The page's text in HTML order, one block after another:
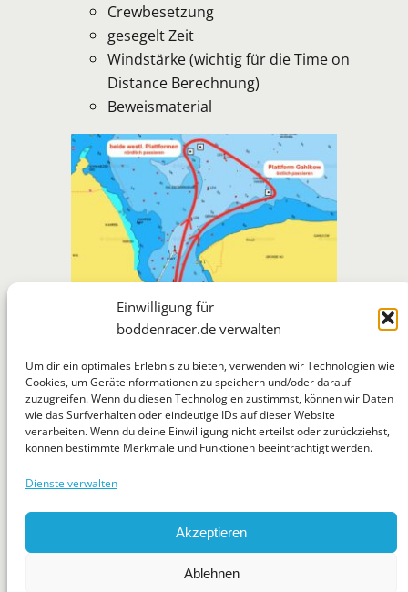
Einwilligung für
boddenracer.de verwalten
Um dir ein optimales Erlebnis zu bieten, verwenden wir Technologien wie
Cookies, um Geräteinformationen zu speichern und/oder darauf
zuzugreifen. Wenn du diesen Technologien zustimmst, können wir Daten
wie das Surfverhalten oder eindeutige IDs auf dieser Website
verarbeiten. Wenn du deine Einwilligung nicht erteilst oder zurückziehst,
können bestimmte Merkmale und Funktionen beeinträchtigt werden.
Dienste verwalten
Akzeptieren
Ablehnen
Crewbesetzung
gesegelt Zeit
Windstärke (wichtig für die Time on
Distance Berechnung)
Beweismaterial
BoddenRacer
WhatsApp
Suchen